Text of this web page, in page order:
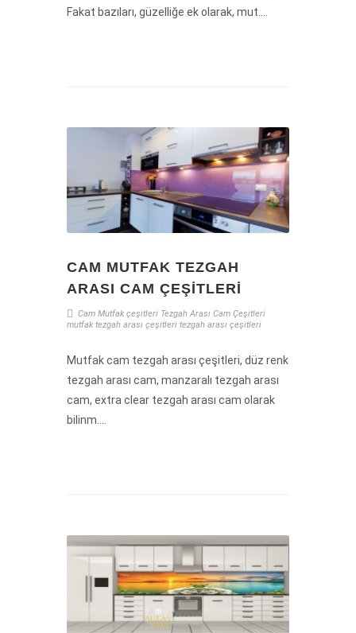
Fakat bazıları, güzelliğe ek olarak, mut....
CAM MUTFAK TEZGAH
ARASI CAM ÇEŞITLERI
Cam Mutfak çeşitleri Tezgah Arası Cam Çeşitleri
mutfak tezgah arası çeşitleri tezgah arası çeşitleri
Mutfak cam tezgah arası çeşitleri, düz renk
tezgah arası cam, manzaralı tezgah arası
cam, extra clear tezgah arası cam olarak
bilinm....